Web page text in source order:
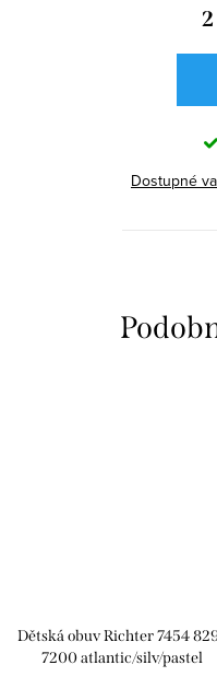
Dostupné
Dětská obuv Richter 7454
7200 atlantic/silv/pastel